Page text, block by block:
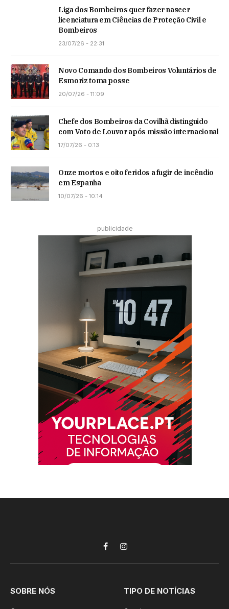
Liga dos Bombeiros quer fazer nascer
licenciatura em Ciências de Proteção Civil e
Bombeiros
23/07/26 - 22:31
Novo Comando dos Bombeiros Voluntários de
Esmoriz toma posse
20/07/26 - 11:09
Chefe dos Bombeiros da Covilhã distinguido
com Voto de Louvor após missão internacional
17/07/26 - 0:13
Onze mortos e oito feridos a fugir de incêndio
em Espanha
10/07/26 - 10:14
publicidade
FacebookInstagram
SOBRE NÓS TIPO DE NOTÍCIAS